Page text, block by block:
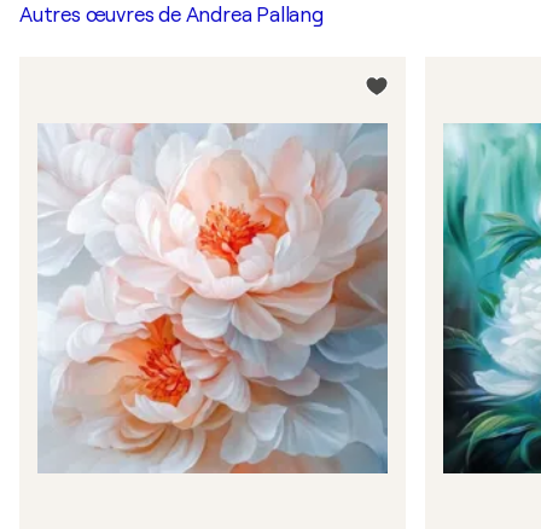
Autres œuvres de Andrea Pallang